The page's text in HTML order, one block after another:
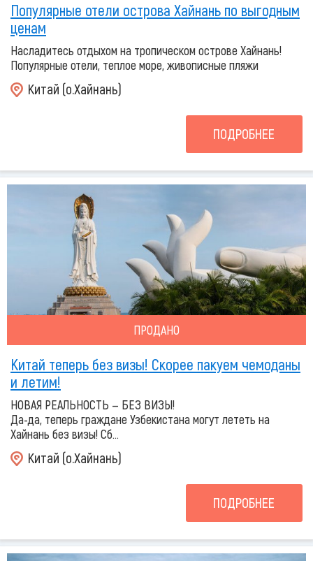
Популярные отели острова Хайнань по выгодным
ценам
Насладитесь отдыхом на тропическом острове Хайнань!
Популярные отели, теплое море, живописные пляжи
Китай (о.Хайнань)
ПОДРОБНЕЕ
ПРОДАНО
Китай теперь без визы! Скорее пакуем чемоданы
и летим!
НОВАЯ РЕАЛЬНОСТЬ — БЕЗ ВИЗЫ!
Да-да, теперь граждане Узбекистана могут лететь на
Хайнань без визы! Сб...
Китай (о.Хайнань)
ПОДРОБНЕЕ